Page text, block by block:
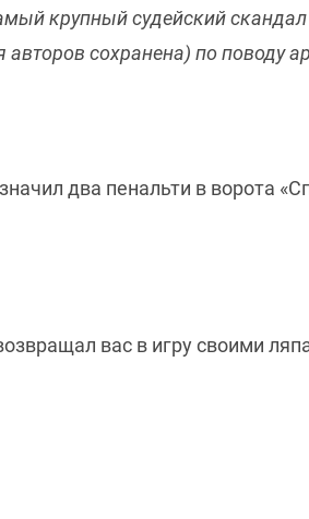
крупный судейский
авторов сохранена) по поводу
два пенальти в ворота
вас в игру своими